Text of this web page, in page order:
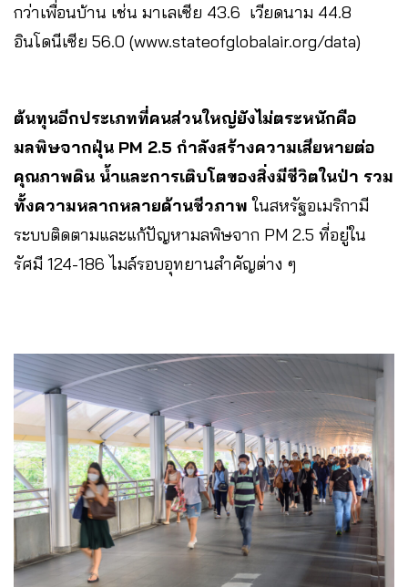
กว่าเพื่อนบ้าน เช่น มาเลเซีย 43.6 เวียดนาม 44.8
อินโดนีเซีย 56.0 (www.stateofglobalair.org/data)
ต้นทุนอีกประเภทที่คนส่วนใหญ่ยังไม่ตระหนักคือ
มลพิษจากฝุ่น PM 2.5 กำลังสร้างความเสียหายต่อ
คุณภาพดิน น้ำและการเติบโตของสิ่งมีชีวิตในป่า รวม
ทั้งความหลากหลายด้านชีวภาพ ในสหรัฐอเมริกามี
ระบบติดตามและแก้ปัญหามลพิษจาก PM 2.5 ที่อยู่ใน
รัศมี 124-186 ไมล์รอบอุทยานสำคัญต่าง ๆ